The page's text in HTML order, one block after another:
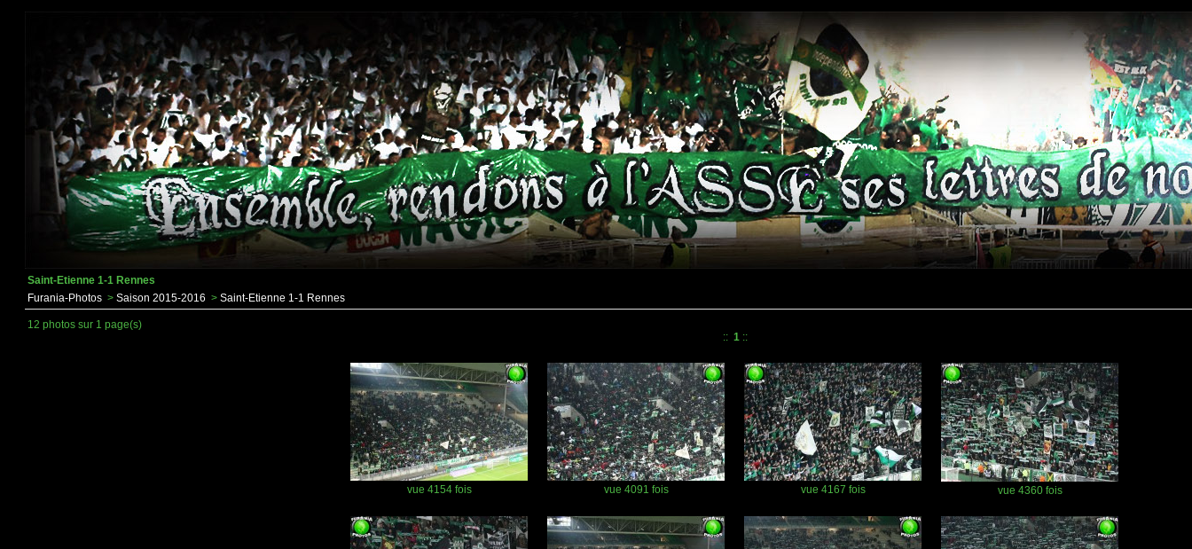
Saint-Etienne 1-1 Rennes
Furania-Photos > Saison 2015-2016 > Saint-Etienne 1-1 Rennes
12 photos sur 1 page(s)
:: 1::
vue 4154 fois vue 4091 fois vue 4167 fois vue 4360 fois